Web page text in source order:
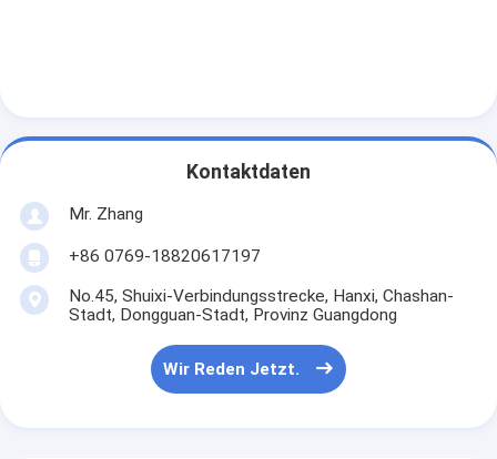
Kontakt mit uns
Luftfilter-Produktionsmaschine
Kontaktdaten
Mr. Zhang
+86 0769-18820617197
No.45, Shuixi-Verbindungsstrecke, Hanxi, Chashan-
Stadt, Dongguan-Stadt, Provinz Guangdong
Wir Reden Jetzt.